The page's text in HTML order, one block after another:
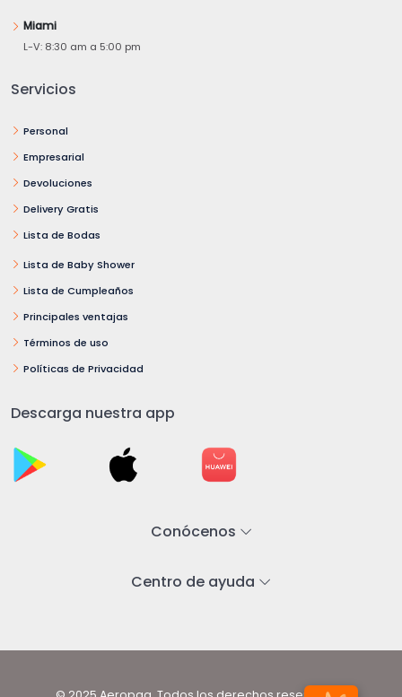
Miami
L-V: 8:30 am a 5:00 pm
Servicios
Personal
Empresarial
Devoluciones
Delivery Gratis
Lista de Bodas
Lista de Baby Shower
Lista de Cumpleaños
Principales ventajas
Términos de uso
Políticas de Privacidad
Descarga nuestra app
Conócenos
Centro de ayuda